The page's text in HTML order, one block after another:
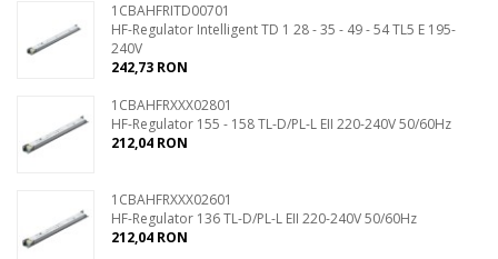
1CBAHFRITD00701
HF-Regulator Intelligent TD 1 28 - 35 - 49 - 54 TL5 E 195-
240V
242,73 RON
1CBAHFRXXX02801
HF-Regulator 155 - 158 TL-D/PL-L EII 220-240V 50/60Hz
212,04 RON
1CBAHFRXXX02601
HF-Regulator 136 TL-D/PL-L EII 220-240V 50/60Hz
212,04 RON